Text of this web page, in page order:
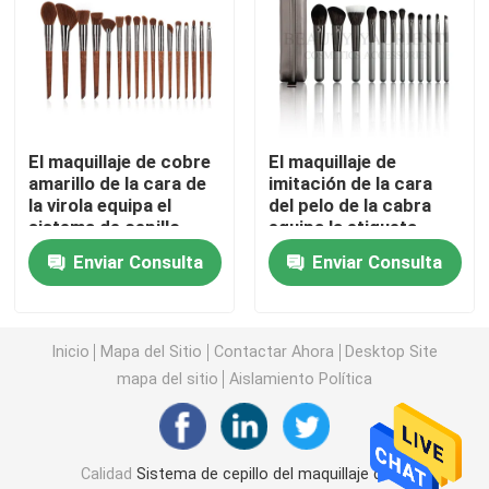
Cepillo de gama alta del maquillaje
Cepillo del maquillaje de Kabuki
Sistema de cepillo de Mini Makeup
cepillo del maquillaje del polvo
Cepillo del maquillaje del sombreador de ojos
El maquillaje de cobre
amarillo de la cara de
la virola equipa el
sistema de cepillo
multiusos del
maquillaje 17pcs
Enviar Consulta
El maquillaje de
imitación de la cara
del pelo de la cabra
equipa la etiqueta
privada compone el
sistema de cepillo
Enviar Consulta
Inicio Mapa del Sitio Contactar Ahora
Desktop Site
mapa del sitio
Aislamiento Política
CalidadSistema de cepillo del maquillaje de la